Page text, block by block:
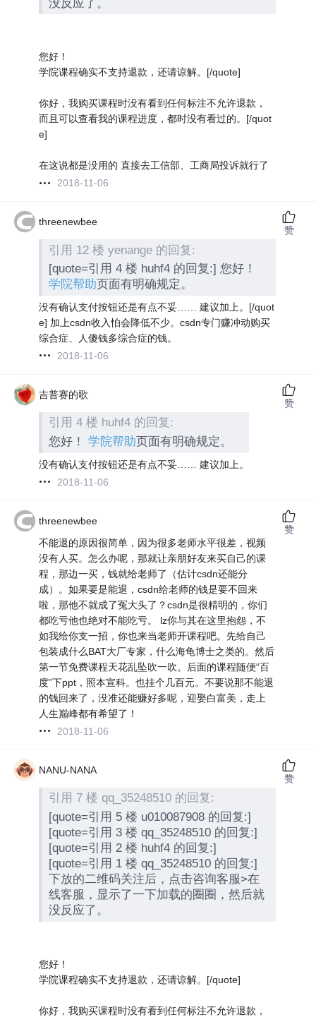
没反应了。
您好！
学院课程确实不支持退款，还请谅解。[/quote]
你好，我购买课程时没有看到任何标注不允许退款，
而且可以查看我的课程进度，都时没有看过的。[/quot
e]
在这说都是没用的 直接去工信部、工商局投诉就行了
2018-11-06
threenewbee
引用 12 楼 yenange 的回复:
[quote=引用 4 楼 huhf4 的回复:] 您好！
学院帮助 页面有明确规定。
没有确认支付按钮还是有点不妥……
建议加上。[/quot
e] 加上csdn收入怕会降低不少。csdn专门赚冲动购买
综合症、人傻钱多综合症的钱。
2018-11-06
赞
吉普赛的歌
引用 4 楼 huhf4 的回复:
您好！学院帮助 页面有明确规定。
没有确认支付按钮还是有点不妥……
建议加上。
2018-11-06
赞
threenewbee
不能退的原因很简单，因为很多老师水平很差，视频
没有人买。怎么办呢，那就让亲朋好友来买自己的课
程，那边一买，钱就给老师了（估计csdn还能分
成）。如果要是能退，csdn给老师的钱是要不回来
啦，那他不就成了冤大头了？csdn是很精明的，你们
都吃亏他也绝对不能吃亏。 lz你与其在这里抱怨，不
如我给你支一招，你也来当老师开课程吧。先给自己
包装成什么BAT大厂专家，什么海龟博士之类的。然后
第一节免费课程天花乱坠吹一吹。后面的课程随便“百
度”下ppt，照本宣科。也挂个几百元。不要说那不能退
的钱回来了，没准还能赚好多呢，迎娶白富美，走上
人生巅峰都有希望了！
2018-11-06
赞
NANU-NANA
引用 7 楼 qq_35248510 的回复:
[quote=引用 5 楼 u010087908 的回复:]
[quote=引用 3 楼 qq_35248510 的回复:]
[quote=引用 2 楼 huhf4 的回复:]
[quote=引用 1 楼 qq_35248510 的回复:]
下放的二维码关注后，点击咨询客服>在
线客服，显示了一下加载的圈圈，然后就
没反应了。
您好！
学院课程确实不支持退款，还请谅解。[/quote]
你好，我购买课程时没有看到任何标注不允许退款，
赞